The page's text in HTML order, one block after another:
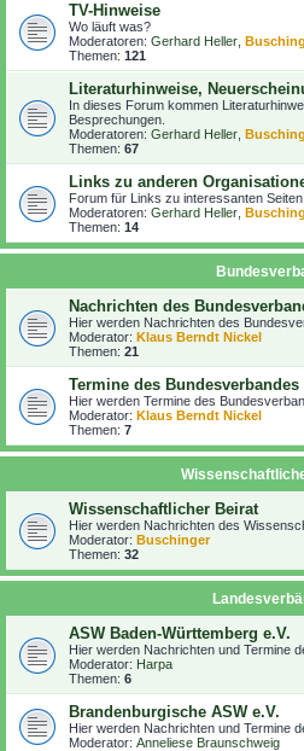
TV-Hinweise
Wo läuft was?
Moderatoren: Gerhard Heller
Themen: 121
Literaturhinweise,
In dieses Forum kommen
Besprechungen.
Moderatoren: Gerhard Heller
Themen: 67
Links zu anderen
Forum für Links zu interessanten
Moderatoren: Gerhard Heller
Themen: 14
Nachrichten des
Hier werden Nachrichten des
Moderator: Klaus Berndt Nickel
Themen: 21
Termine des Bundesverbandes
Hier werden Termine des
Moderator: Klaus Berndt Nickel
Themen: 7
Wissenschaftlicher Beirat
Hier werden Nachrichten des
Moderator: Buschinger
Themen: 32
ASW Baden-Württemberg e.V.
Hier werden Nachrichten und Termine
Moderator: Harpa
Themen: 6
Brandenburgische ASW e.V.
Hier werden Nachrichten und Termine
Moderator: Anneliese Braunschweig